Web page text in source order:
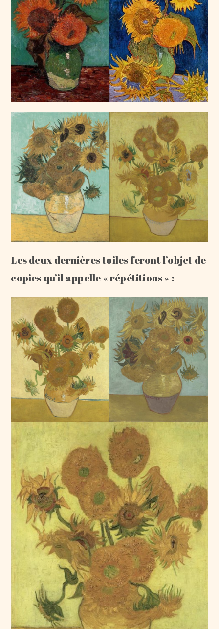
Les deux dernières toiles feront l’objet de
copies qu’il appelle « répétitions » :